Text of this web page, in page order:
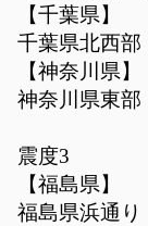
【千葉県】
千葉県北西部
【神奈川県】
神奈川県東部
震度3
【福島県】
福島県浜通り